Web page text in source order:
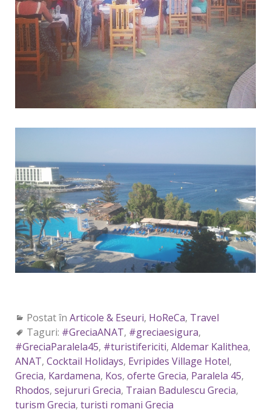
Postat în Articole & Eseuri, HoReCa, Travel
Taguri: #GreciaANAT, #greciaesigura,
#GreciaParalela45, #turistifericiti, Aldemar Kalithea,
ANAT, Cocktail Holidays, Evripides Village Hotel,
Grecia, Kardamena, Kos, oferte Grecia, Paralela 45,
Rhodos, sejururi Grecia, Traian Badulescu Grecia,
turism Grecia, turisti romani Grecia